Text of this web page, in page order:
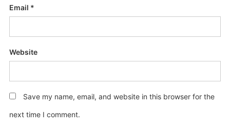
Email *
Website
Save my name, email, and website in this browser for the
next time I comment.